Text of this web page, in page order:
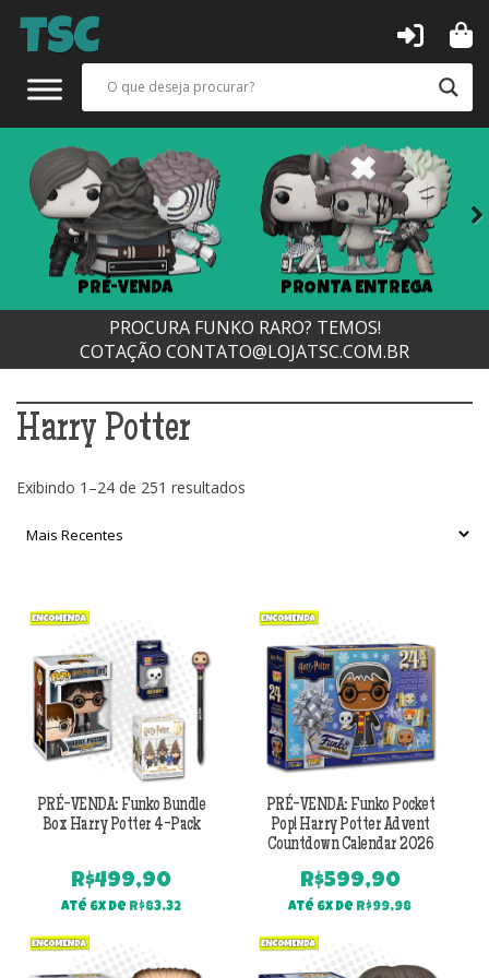
PRÉ-VENDA PRONTA ENTREGA
PROCURA FUNKO RARO? TEMOS!
COTAÇÃO CONTATO@LOJATSC.COM.BR
Harry Potter
Exibindo 1–24 de 251 resultados
PRÉ-VENDA: Funko Bundle
Box Harry Potter 4-Pack
R$499,90
Até 6x de R$83,32
PRÉ-VENDA: Funko Pocket
Pop! Harry Potter Advent
Countdown Calendar 2026
R$599,90
Até 6x de R$99,98